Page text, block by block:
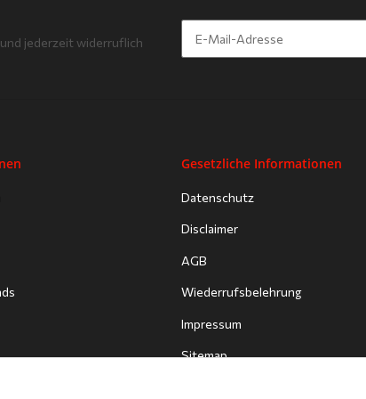
jederzeit widerruflich
Gesetzliche Informationen
Datenschutz
Disclaimer
AGB
Wiederrufsbelehrung
Impressum
Sitemap